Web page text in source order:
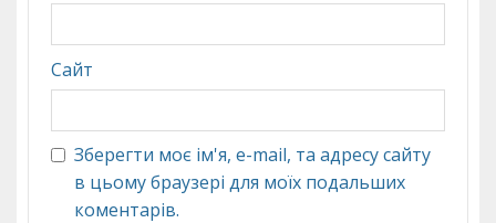
Сайт
Зберегти моє ім'я, e-mail, та адресу сайту
в цьому браузері для моїх подальших
коментарів.